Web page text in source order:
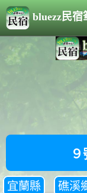
bluezz民宿
宜蘭縣 礁溪